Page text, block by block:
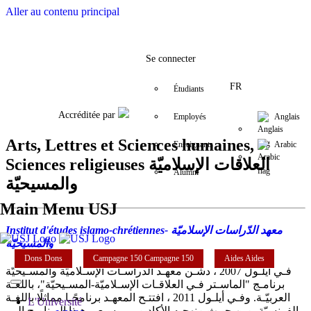
Aller au contenu principal
Facebook
Accréditée par
Se connecter
Étudiants
Employés
Enseignants
Alumni
FR
Anglais
Arabic
Main Menu USJ
Dons Dons Campagne 150 Campagne 150 AidesAides
L'Université
Arts, Lettres et Sciences humaines,
Sciences religieuses العلاقات الإسلاميّة
والمسيحيّة
Institut d'études islamo-chrétiennes- معهد الدّراسات الإسلاميّة
والمسيحيّة
فـي أيلـول 2007 ، دشّـن معهـد الدراسـات الإسـلاميّة والمسـيحيّة
برنامـج "الماسـتر فـي العلاقـات الإسـلاميّة-المسـيحيّة"، باللغـة
العربيّـة. وفـي أيلـول 2011 ، افتتـح المعهـد برنامجًـا مماثلًا باللغـة